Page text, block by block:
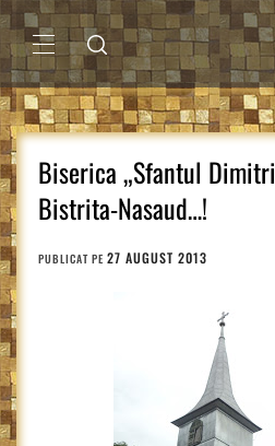
Sari
la
conținutMENIU
PRINCIPAL
Biserica „Sfantul
Bistrita-Nasaud…!
PUBLICAT PE 27 AUGUST 2013